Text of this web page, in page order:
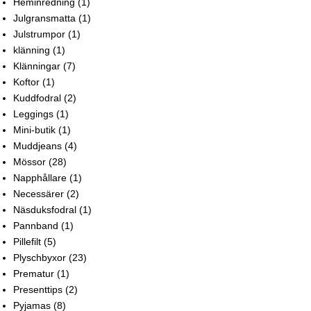
Julgransmatta (1)
Julstrumpor (1)
klänning (1)
Klänningar (7)
Koftor (1)
Kuddfodral (2)
Leggings (1)
Mini-butik (1)
Muddjeans (4)
Mössor (28)
Napphållare (1)
Necessärer (2)
Näsduksfodral (1)
Pannband (1)
Pillefilt (5)
Plyschbyxor (23)
Prematur (1)
Presenttips (2)
Pyjamas (8)